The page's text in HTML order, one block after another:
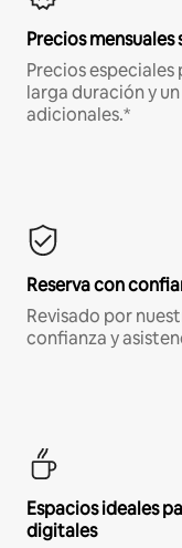
Precios mensuales
Precios
larga duración y
adicionales.*
Reserva con
Revisado por
confianza y
Espacios ideales
digitales